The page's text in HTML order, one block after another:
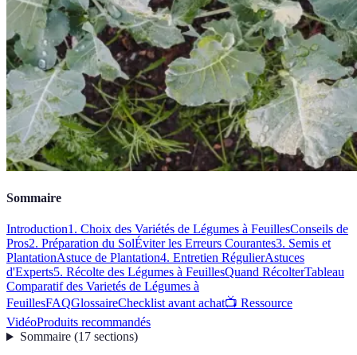
Sommaire
Introduction1. Choix des Variétés de Légumes à FeuillesConseils de
Pros2. Préparation du SolÉviter les Erreurs Courantes3. Semis et
PlantationAstuce de Plantation4. Entretien RégulierAstuces
d'Experts5. Récolte des Légumes à FeuillesQuand RécolterTableau
Comparatif des Varietés de Légumes à
FeuillesFAQGlossaireChecklist avant achat📺 Ressource
VidéoProduits recommandés
Sommaire(17 sections)